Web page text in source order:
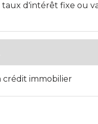
d'intérêt fixe ou
crédit immobilier